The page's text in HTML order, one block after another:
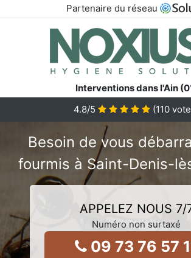
Partenaire du réseau
Interventions dans l'Ain
4.8/5 (110
Besoin de vous
fourmis à Saint-Denis-
APPELEZ NOUS 7/
Numéro non surtaxé
09 73 76 57